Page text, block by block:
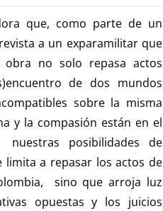
que, como parte de un
a un exparamilitar que
no solo repasa actos
de dos mundos
sobre la misma
y la compasión están en el
posibilidades de
limita a repasar los actos de
sino que arroja luz
opuestas y los juicios